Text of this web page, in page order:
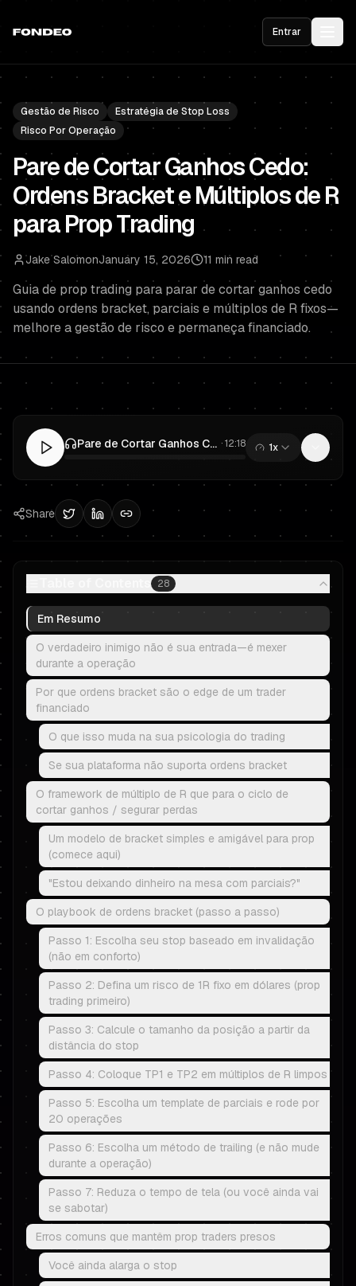
Entrar
Gestão de Risco
Estratégia de Stop Loss
Risco Por Operação
Pare de Cortar Ganhos Cedo:
Ordens Bracket e Múltiplos de R
para Prop Trading
Jake SalomonJanuary 15, 2026 11 min read
Guia de prop trading para parar de cortar ganhos cedo
usando ordens bracket, parciais e múltiplos de R fixos—
melhore a gestão de risco e permaneça financiado.
Pare de Cortar Ganhos Cedo: Ordens Bracket e Múltiplos de R para Prop Trading ·12:18 1x
Share
28
Em Resumo
O verdadeiro inimigo não é sua entrada—é mexer
durante a operação
Por que ordens bracket são o edge de um trader
financiado
O que isso muda na sua psicologia do trading
Se sua plataforma não suporta ordens bracket
O framework de múltiplo de R que para o ciclo de
cortar ganhos / segurar perdas
Um modelo de bracket simples e amigável para prop
(comece aqui)
"Estou deixando dinheiro na mesa com parciais?"
O playbook de ordens bracket (passo a passo)
Passo 1: Escolha seu stop baseado em invalidação
(não em conforto)
Passo 2: Defina um risco de 1R fixo em dólares (prop
trading primeiro)
Passo 3: Calcule o tamanho da posição a partir da
distância do stop
Passo 4: Coloque TP1 e TP2 em múltiplos de R limpos
Passo 5: Escolha um template de parciais e rode por
20 operações
Passo 6: Escolha um método de trailing (e não mude
durante a operação)
Passo 7: Reduza o tempo de tela (ou você ainda vai
se sabotar)
Erros comuns que mantêm prop traders presos
Você ainda alarga o stop